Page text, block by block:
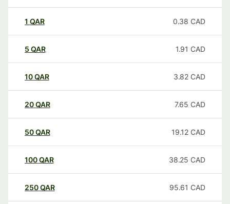
1 QAR 0.38 CAD
5 QAR 1.91 CAD
10QAR 3.82 CAD
20QAR 7.65 CAD
50QAR 19.12 CAD
100QAR 38.25 CAD
250QAR 95.61 CAD